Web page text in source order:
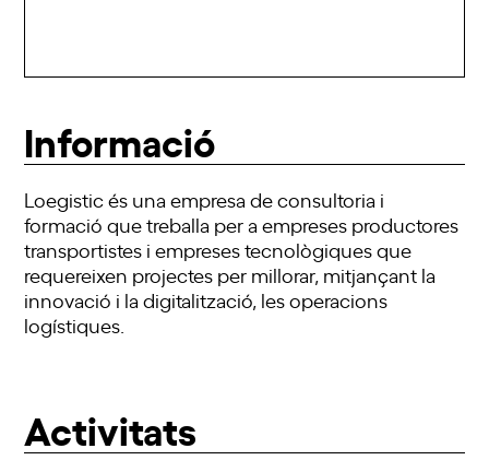
Informació
Loegistic és una empresa de consultoria i
formació que treballa per a empreses productores
transportistes i empreses tecnològiques que
requereixen projectes per millorar, mitjançant la
innovació i la digitalització, les operacions
logístiques.
Activitats